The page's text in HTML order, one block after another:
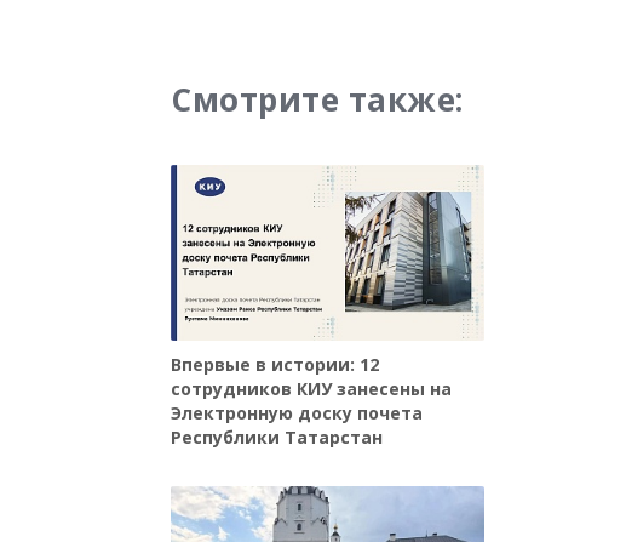
Смотрите также:
Впервые в истории: 12
сотрудников КИУ занесены на
Электронную доску почета
Республики Татарстан